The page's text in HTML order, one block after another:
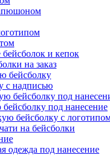
бейсболок и кепок
на заказ
бейсболку
с надписью
бейсболку под
под нанесение
бейсболку с
на бейсболки
одежда под нанесение